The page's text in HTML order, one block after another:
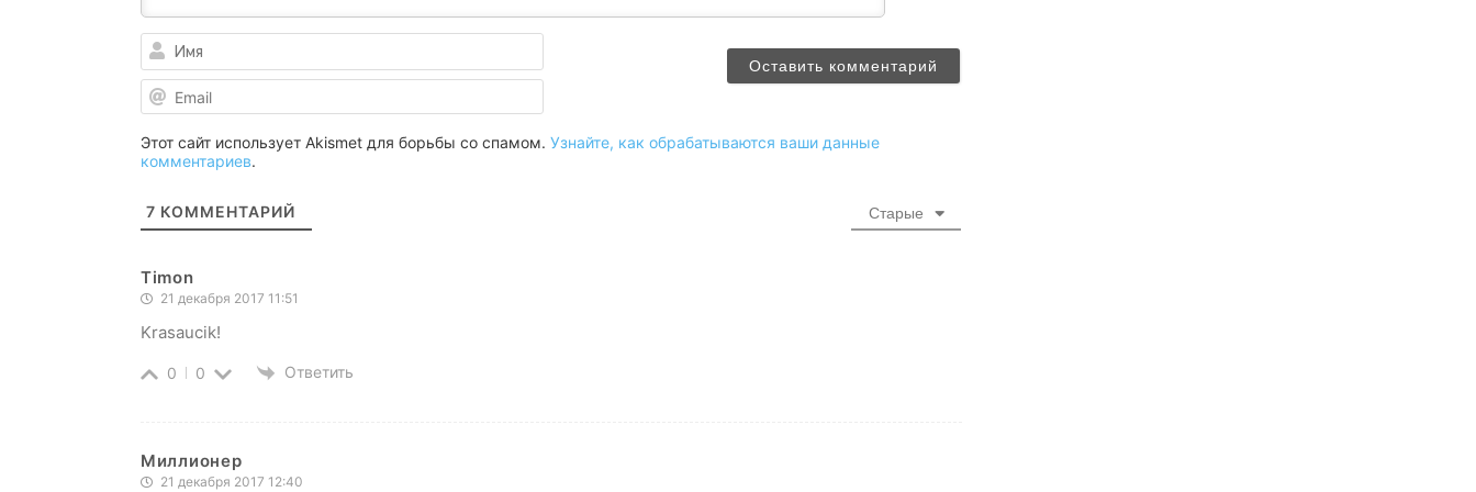
Этот сайт использует Akismet для борьбы со спамом. Узнайте, как обрабатываются ваши данные
комментариев.
7 КОММЕНТАРИЙ Старые
Timon
21 декабря 2017 11:51
Krasaucik!
0 0 Ответить
Миллионер
21 декабря 2017 12:40